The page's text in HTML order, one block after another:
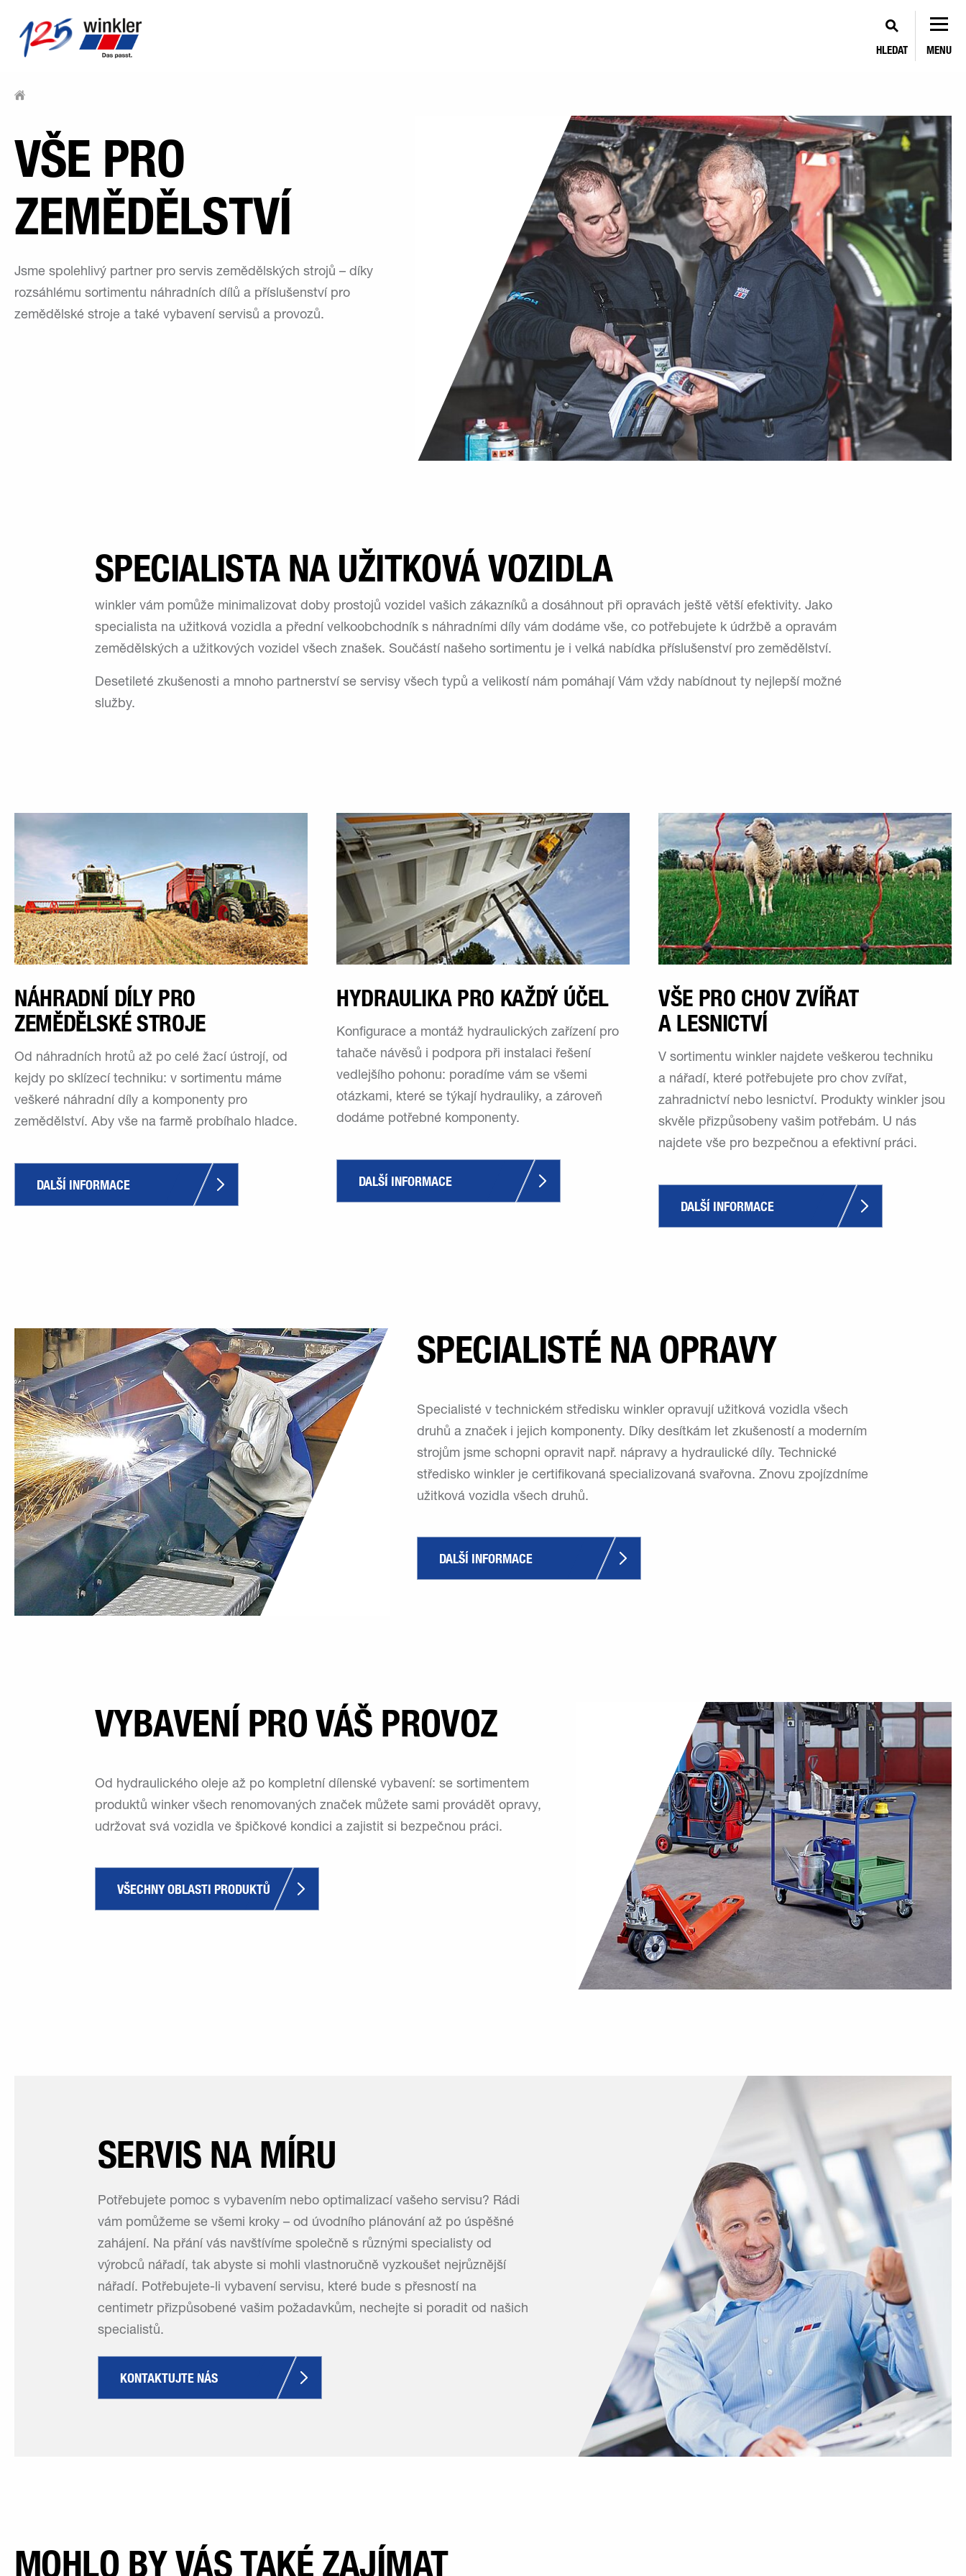
HLEDAT MENU
VŠE PRO
ZEMĚDĚLSTVÍ
Jsme spolehlivý partner pro servis zemědělských strojů – díky
rozsáhlému sortimentu náhradních dílů a příslušenství pro
zemědělské stroje a také vybavení servisů a provozů.
SPECIALISTA NA UŽITKOVÁ VOZIDLA
winkler vám pomůže minimalizovat doby prostojů vozidel vašich zákazníků a dosáhnout při opravách ještě větší efektivity. Jako
specialista na užitková vozidla a přední velkoobchodník s náhradními díly vám dodáme vše, co potřebujete k údržbě a opravám
zemědělských a užitkových vozidel všech znašek. Součástí našeho sortimentu je i velká nabídka příslušenství pro zemědělství.
Desetileté zkušenosti a mnoho partnerství se servisy všech typů a velikostí nám pomáhají Vám vždy nabídnout ty nejlepší možné
služby.
NÁHRADNÍ DÍLY PRO
ZEMĚDĚLSKÉ STROJE
Od náhradních hrotů až po celé žací ústrojí, od
kejdy po sklízecí techniku: v sortimentu máme
veškeré náhradní díly a komponenty pro
zemědělství. Aby vše na farmě probíhalo hladce.
DALŠÍ INFORMACE
HYDRAULIKA PRO KAŽDÝ ÚČEL
Konfigurace a montáž hydraulických zařízení pro
tahače návěsů i podpora při instalaci řešení
vedlejšího pohonu: poradíme vám se všemi
otázkami, které se týkají hydrauliky, a zároveň
dodáme potřebné komponenty.
DALŠÍ INFORMACE
VŠE PRO CHOV ZVÍŘAT
A LESNICTVÍ
V sortimentu winkler najdete veškerou techniku
a nářadí, které potřebujete pro chov zvířat,
zahradnictví nebo lesnictví. Produkty winkler jsou
skvěle přizpůsobeny vašim potřebám. U nás
najdete vše pro bezpečnou a efektivní práci.
DALŠÍ INFORMACE
SPECIALISTÉ NA OPRAVY
Specialisté v technickém středisku winkler opravují užitková vozidla všech
druhů a značek i jejich komponenty. Díky desítkám let zkušeností a moderním
strojům jsme schopni opravit např. nápravy a hydraulické díly. Technické
středisko winkler je certifikovaná specializovaná svařovna. Znovu zpojízdníme
užitková vozidla všech druhů.
DALŠÍ INFORMACE
VYBAVENÍ PRO VÁŠ PROVOZ
Od hydraulického oleje až po kompletní dílenské vybavení: se sortimentem
produktů winker všech renomovaných značek můžete sami provádět opravy,
udržovat svá vozidla ve špičkové kondici a zajistit si bezpečnou práci.
VŠECHNY OBLASTI PRODUKTŮ
SERVIS NA MÍRU
Potřebujete pomoc s vybavením nebo optimalizací vašeho servisu? Rádi
vám pomůžeme se všemi kroky – od úvodního plánování až po úspěšné
zahájení. Na přání vás navštívíme společně s různými specialisty od
výrobců nářadí, tak abyste si mohli vlastnoručně vyzkoušet nejrůznější
nářadí. Potřebujete-li vybavení servisu, které bude s přesností na
centimetr přizpůsobené vašim požadavkům, nechejte si poradit od našich
specialistů.
KONTAKTUJTE NÁS
MOHLO BY VÁS TAKÉ ZAJÍMAT